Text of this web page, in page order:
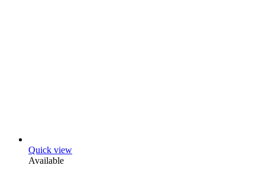
Quick view
Available